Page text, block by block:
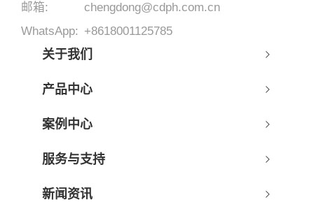
邮箱:
chengdong@cdph.com.cn
WhatsApp: +8618001125785
关于我们
产品中心
案例中心
服务与支持
新闻资讯